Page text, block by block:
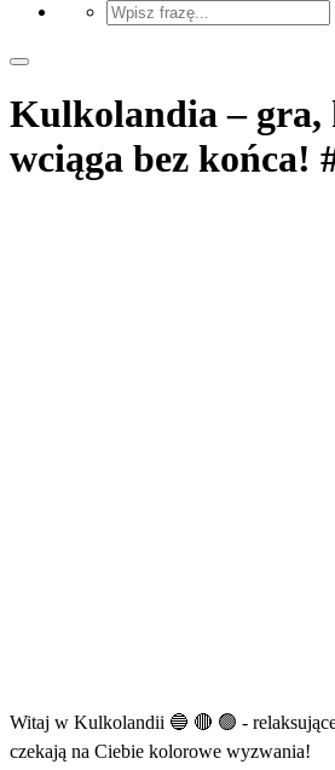
Kulkolandia – gra,
wciąga bez końca!
Witaj w Kulkolandii 🔵 🔴 🟢 -
czekają na Ciebie kolorowe wyzwania!